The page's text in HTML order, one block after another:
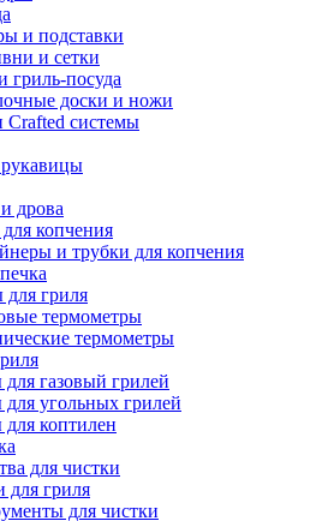
и подставки
и сетки
гриль-посуда
доски и ножи
Crafted системы
дрова
копчения
и трубки для копчения
гриля
термометры
термометры
газовый грилей
угольных грилей
коптилен
для чистки
для гриля
для чистки